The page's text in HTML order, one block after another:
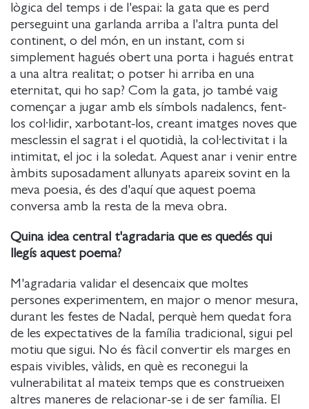
lògica del temps i de l'espai: la gata que es perd
perseguint una garlanda arriba a l'altra punta del
continent, o del món, en un instant, com si
simplement hagués obert una porta i hagués entrat
a una altra realitat; o potser hi arriba en una
eternitat, qui ho sap? Com la gata, jo també vaig
començar a jugar amb els símbols nadalencs, fent-
los col·lidir, xarbotant-los, creant imatges noves que
mesclessin el sagrat i el quotidià, la col·lectivitat i la
intimitat, el joc i la soledat. Aquest anar i venir entre
àmbits suposadament allunyats apareix sovint en la
meva poesia, és des d'aquí que aquest poema
conversa amb la resta de la meva obra.
Quina idea central t'agradaria que es quedés qui
llegís aquest poema?
M'agradaria validar el desencaix que moltes
persones experimentem, en major o menor mesura,
durant les festes de Nadal, perquè hem quedat fora
de les expectatives de la família tradicional, sigui pel
motiu que sigui. No és fàcil convertir els marges en
espais vivibles, vàlids, en què es reconegui la
vulnerabilitat al mateix temps que es construeixen
altres maneres de relacionar-se i de ser família. El